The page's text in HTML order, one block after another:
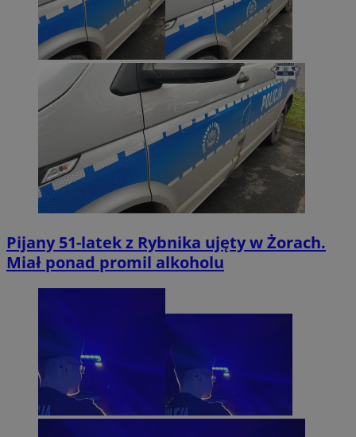
Pijany 51-latek z Rybnika ujęty w Żorach.
Miał ponad promil alkoholu